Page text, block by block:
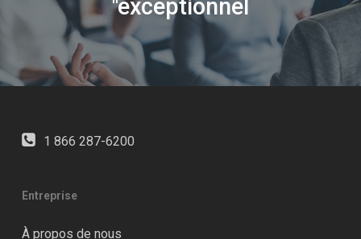
"exceptionnel
1 866 287-6200
Entreprise
À propos de nous